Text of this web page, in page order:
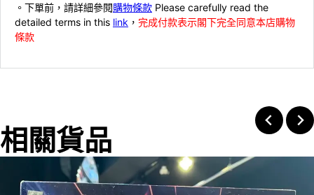
。下單前，請詳細參閱購物條款 Please carefully read the
detailed terms in this link ， 完成付款表示閣下完全同意本店購物
條款
相關貨品